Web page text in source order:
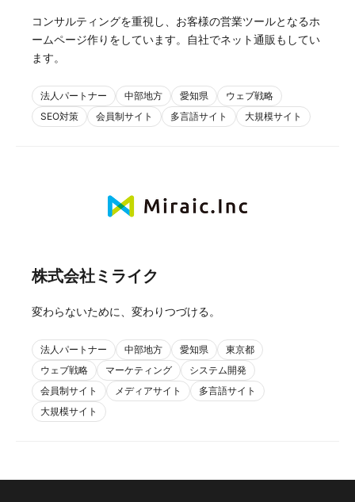
コンサルティングを重視し、お客様の営業ツールとなるホ
ームページ作りをしています。自社でネット通販もしてい
ます。
法人パートナー 中部地方 愛知県
ウェブ戦略
SEO対策
会員制サイト 多言語サイト 大規模サイト
株式会社ミライク
変わらないために、変わりつづける。
法人パートナー 中部地方 愛知県
東京都
ウェブ戦略
マーケティング
システム開発
会員制サイト
メディアサイト
多言語サイト
大規模サイト